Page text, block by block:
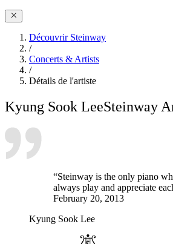
Découvrir Steinway
/
Concerts & Artists
/
Détails de l'artiste
Kyung Sook LeeSteinway
“Steinway is the only piano
always play and appreciate
February 20, 2013
Kyung Sook Lee